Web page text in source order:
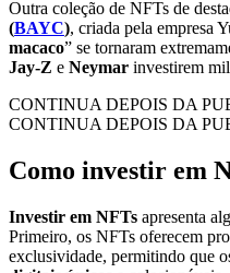
Outra coleção de NFTs de
(BAYC), criada pela empresa
macaco” se tornaram
Jay-Z e Neymar investirem
CONTINUA DEPOIS DA
CONTINUA DEPOIS DA
Como investir em
Investir em NFTs apresenta
Primeiro, os NFTs oferecem
exclusividade, permitindo que